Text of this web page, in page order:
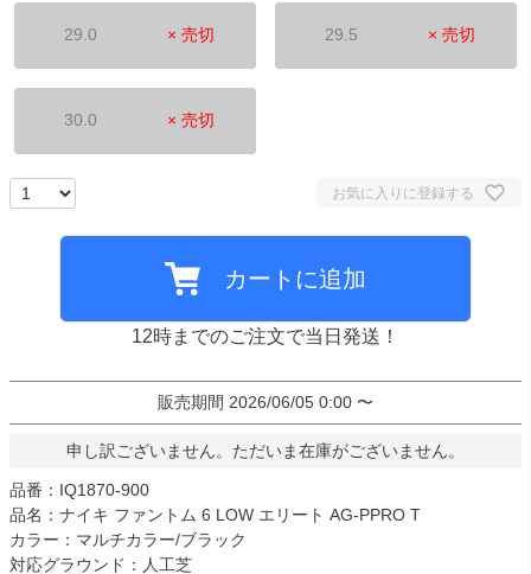
29.0 × 売切 29.5 × 売切
30.0 × 売切
お気に入りに登録する
カートに追加
12時までのご注文で当日発送！
販売期間 2026/06/05 0:00 〜
申し訳ございません。ただいま在庫がございません。
品番：IQ1870-900
品名：ナイキ ファントム 6 LOW エリート AG-PPRO T
カラー：マルチカラー/ブラック
対応グラウンド：人工芝